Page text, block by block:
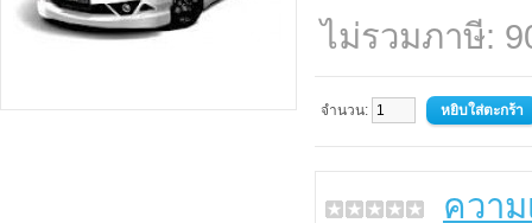
ไม่รวมภาษี:
จำนวน:
ควา